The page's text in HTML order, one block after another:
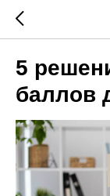
5
баллов